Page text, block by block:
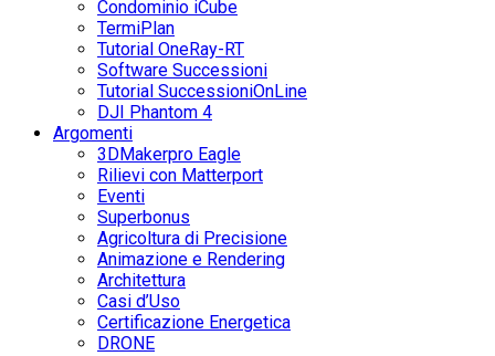
Condominio iCube
TermiPlan
Tutorial OneRay-RT
Software Successioni
Tutorial SuccessioniOnLine
DJI Phantom 4
Argomenti
3DMakerpro Eagle
Rilievi con Matterport
Eventi
Superbonus
Agricoltura di Precisione
Animazione e Rendering
Architettura
Casi d’Uso
Certificazione Energetica
DRONE